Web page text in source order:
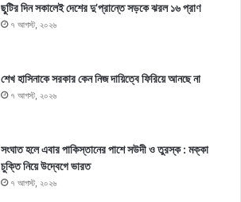
ছুটির দিন সকালেই দেশের দু’প্রান্তে সড়কে ঝরল ১৬ প্রাণ
৭ আগস্ট, ২০২৬
শেখ হাসিনাকে সরকার কেন নিজ দায়িত্বে ফিরিয়ে আনছে না
৭ আগস্ট, ২০২৬
সংঘাত হলে এবার পাকিস্তানের পাশে সউদী ও তুরস্ক : মক্কা
চুক্তি নিয়ে উদ্বেগে ভারত
৭ আগস্ট, ২০২৬